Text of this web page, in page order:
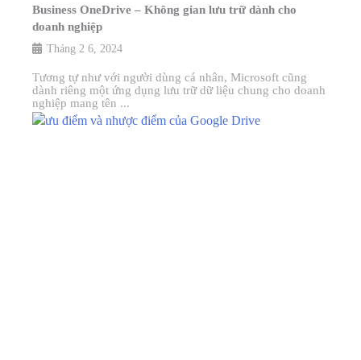
Business OneDrive – Không gian lưu trữ dành cho
doanh nghiệp
Tháng 2 6, 2024
Tương tự như với người dùng cá nhân, Microsoft cũng
dành riêng một ứng dụng lưu trữ dữ liệu chung cho doanh
nghiệp mang tên ...